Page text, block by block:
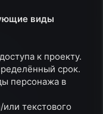
виды
к проекту.
срок.
персонажа в
текстового